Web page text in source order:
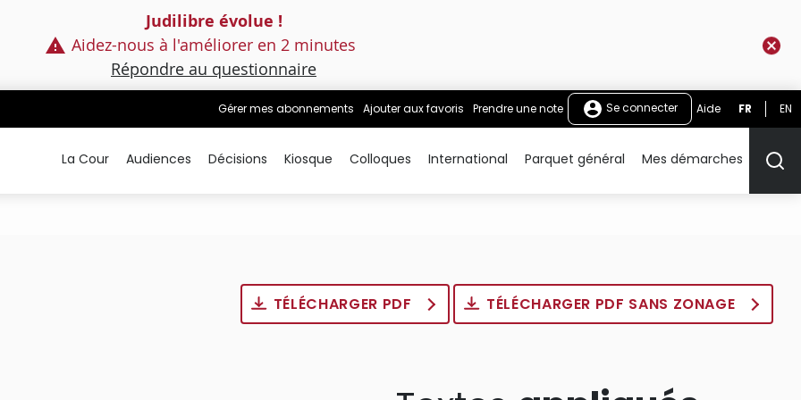
Judilibre évolue !
Aidez-nous à l'améliorer en 2 minutes
Répondre au questionnaire
Gérer mes abonnements Ajouter aux favoris Prendre une note Se connecter Aide FR EN
La Cour Audiences Décisions Kiosque Colloques International Parquet général Mes démarches
TÉLÉCHARGER PDF TÉLÉCHARGER PDF SANS ZONAGE